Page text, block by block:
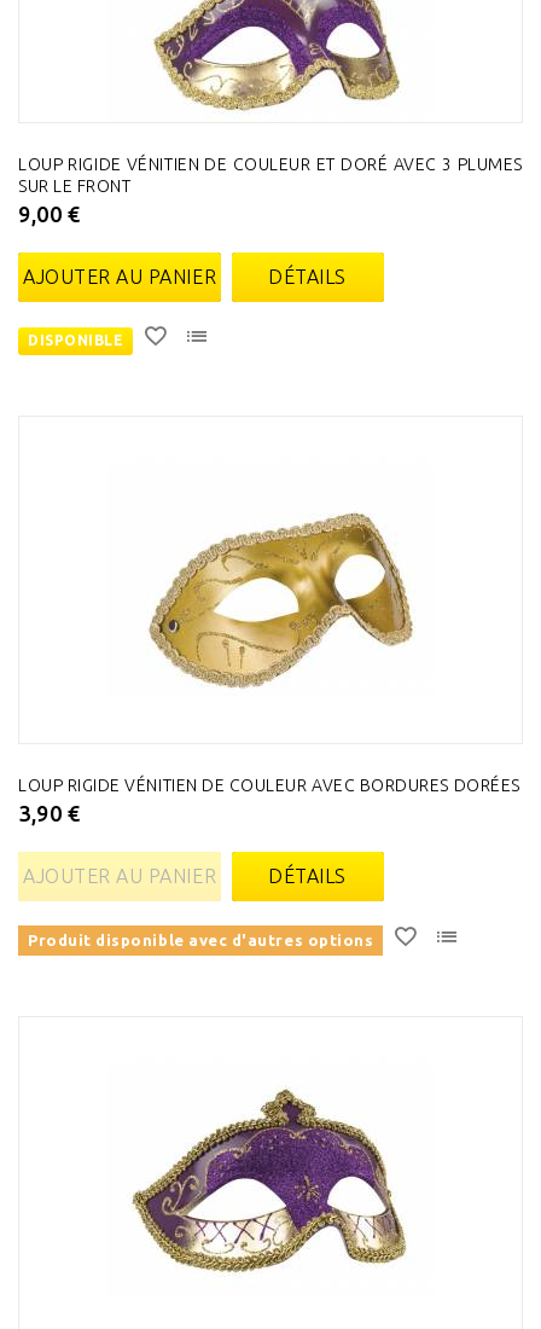
LOUP RIGIDE VÉNITIEN DE COULEUR ET DORÉ AVEC 3 PLUMES
SUR LE FRONT
9,00 €
AJOUTER AU PANIER DÉTAILS
DISPONIBLE
LOUP RIGIDE VÉNITIEN DE COULEUR AVEC BORDURES DORÉES
3,90 €
AJOUTER AU PANIER DÉTAILS
Produit disponible avec d'autres options